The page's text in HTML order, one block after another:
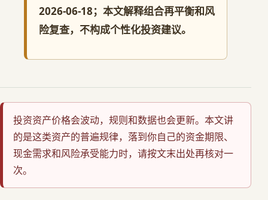
2026-06-18；本文解释组合再平衡和风
险复查，不构成个性化投资建议。
投资资产价格会波动，规则和数据也会更新。本文讲
的是这类资产的普遍规律，落到你自己的资金期限、
现金需求和风险承受能力时，请按文末出处再核对一
次。